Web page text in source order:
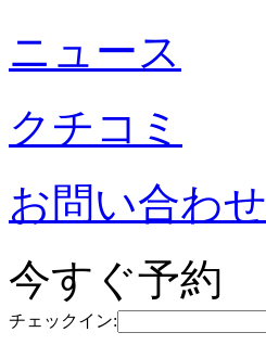
ニュース
クチコミ
お問い合わせ
今すぐ予約
チェックイン: